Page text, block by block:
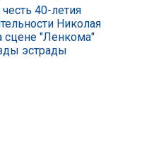
40-летия
Николая
сцене "Ленкома"
эстрады